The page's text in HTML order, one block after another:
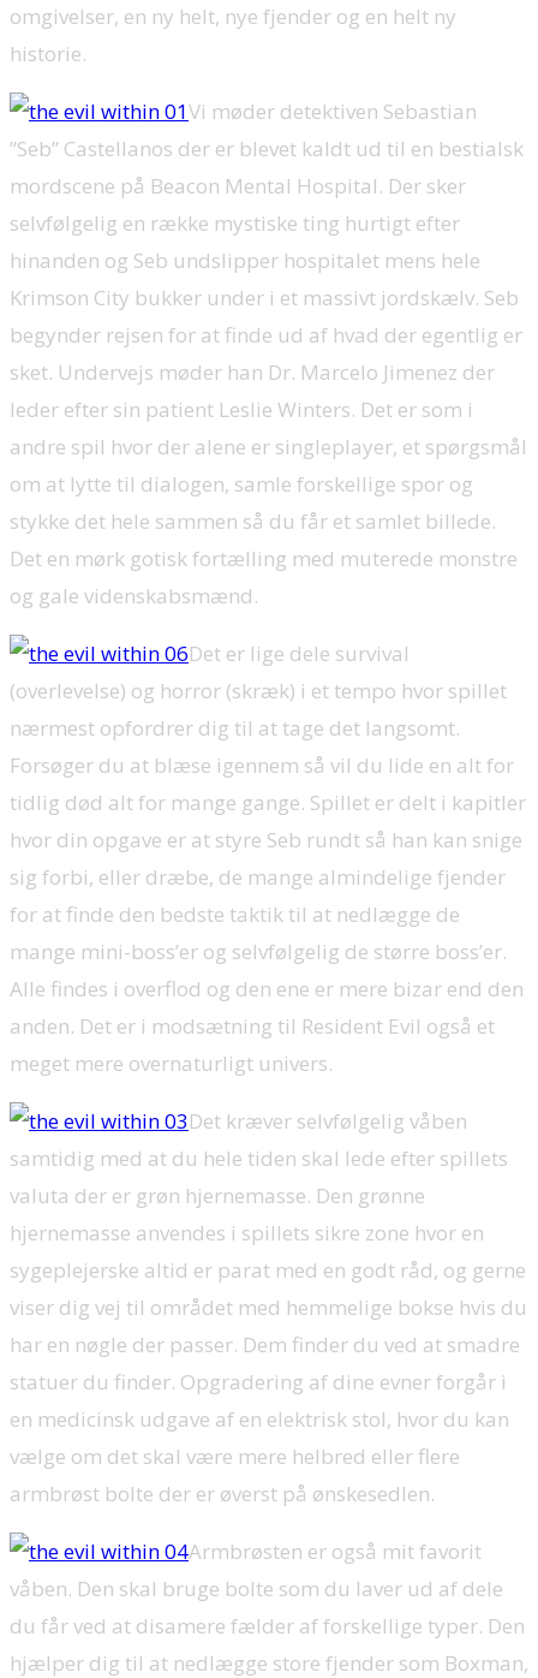
omgivelser, en ny helt, nye fjender og en helt ny
historie.
Vi møder detektiven Sebastian
”Seb” Castellanos der er blevet kaldt ud til en bestialsk
mordscene på Beacon Mental Hospital. Der sker
selvfølgelig en række mystiske ting hurtigt efter
hinanden og Seb undslipper hospitalet mens hele
Krimson City bukker under i et massivt jordskælv. Seb
begynder rejsen for at finde ud af hvad der egentlig er
sket. Undervejs møder han Dr. Marcelo Jimenez der
leder efter sin patient Leslie Winters. Det er som i
andre spil hvor der alene er singleplayer, et spørgsmål
om at lytte til dialogen, samle forskellige spor og
stykke det hele sammen så du får et samlet billede.
Det en mørk gotisk fortælling med muterede monstre
og gale videnskabsmænd.
Det er lige dele survival
(overlevelse) og horror (skræk) i et tempo hvor spillet
nærmest opfordrer dig til at tage det langsomt.
Forsøger du at blæse igennem så vil du lide en alt for
tidlig død alt for mange gange. Spillet er delt i kapitler
hvor din opgave er at styre Seb rundt så han kan snige
sig forbi, eller dræbe, de mange almindelige fjender
for at finde den bedste taktik til at nedlægge de
mange mini-boss’er og selvfølgelig de større boss’er.
Alle findes i overflod og den ene er mere bizar end den
anden. Det er i modsætning til Resident Evil også et
meget mere overnaturligt univers.
Det kræver selvfølgelig våben
samtidig med at du hele tiden skal lede efter spillets
valuta der er grøn hjernemasse. Den grønne
hjernemasse anvendes i spillets sikre zone hvor en
sygeplejerske altid er parat med en godt råd, og gerne
viser dig vej til området med hemmelige bokse hvis du
har en nøgle der passer. Dem finder du ved at smadre
statuer du finder. Opgradering af dine evner forgår i
en medicinsk udgave af en elektrisk stol, hvor du kan
vælge om det skal være mere helbred eller flere
armbrøst bolte der er øverst på ønskesedlen.
Armbrøsten er også mit favorit
våben. Den skal bruge bolte som du laver ud af dele
du får ved at disamere fælder af forskellige typer. Den
hjælper dig til at nedlægge store fjender som Boxman,